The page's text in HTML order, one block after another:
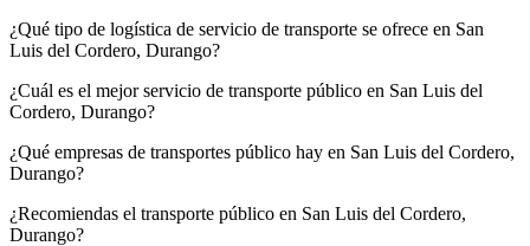
¿Qué tipo de logística de servicio de transporte se ofrece en San
Luis del Cordero, Durango?
¿Cuál es el mejor servicio de transporte público en San Luis del
Cordero, Durango?
¿Qué empresas de transportes público hay en San Luis del Cordero,
Durango?
¿Recomiendas el transporte público en San Luis del Cordero,
Durango?